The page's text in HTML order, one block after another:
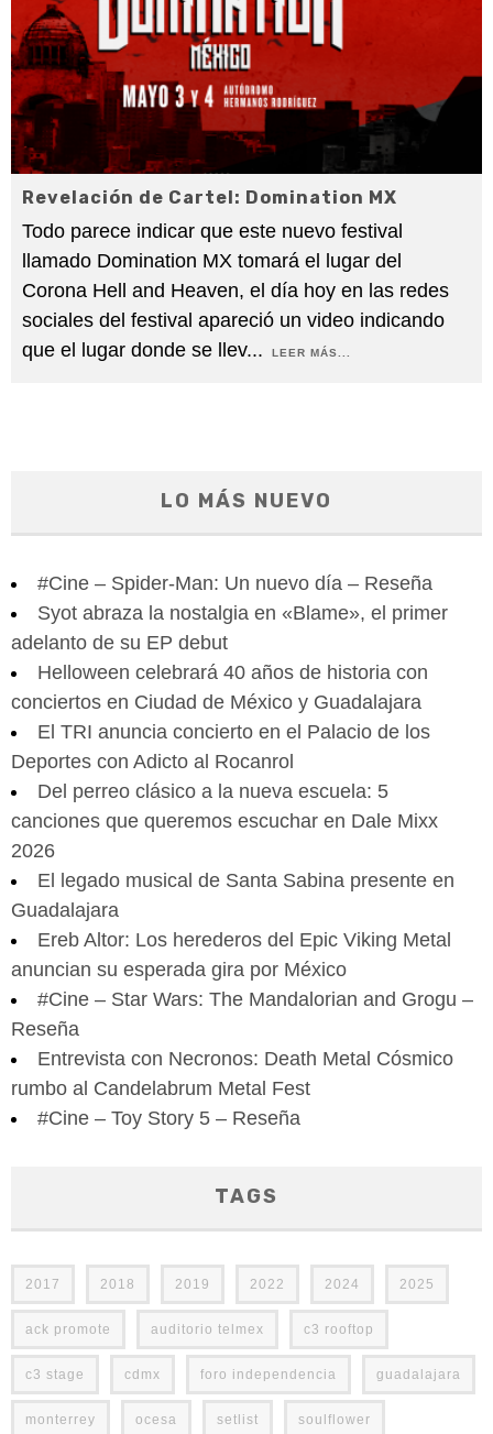
Revelación de Cartel: Domination MX
Todo parece indicar que este nuevo festival
llamado Domination MX tomará el lugar del
Corona Hell and Heaven, el día hoy en las redes
sociales del festival apareció un video indicando
que el lugar donde se llev... LEER MÁS...
LO MÁS NUEVO
#Cine – Spider-Man: Un nuevo día – Reseña
Syot abraza la nostalgia en «Blame», el primer
adelanto de su EP debut
Helloween celebrará 40 años de historia con
conciertos en Ciudad de México y Guadalajara
El TRI anuncia concierto en el Palacio de los
Deportes con Adicto al Rocanrol
Del perreo clásico a la nueva escuela: 5
canciones que queremos escuchar en Dale Mixx
2026
El legado musical de Santa Sabina presente en
Guadalajara
Ereb Altor: Los herederos del Epic Viking Metal
anuncian su esperada gira por México
#Cine – Star Wars: The Mandalorian and Grogu –
Reseña
Entrevista con Necronos: Death Metal Cósmico
rumbo al Candelabrum Metal Fest
#Cine – Toy Story 5 – Reseña
TAGS
2017 2018 2019 2022 2024 2025
ack promote auditorio telmex c3 rooftop
c3 stage cdmx foro independencia guadalajara
monterrey ocesa setlist soulflower